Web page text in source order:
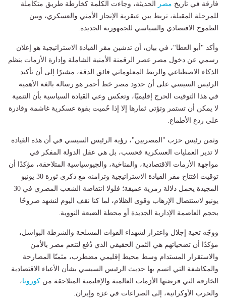
فارقة في تاريخ مصر
الحديثة، وجاءت الكلمة كخارطة طريق متكاملة
للمرحلة المقبلة، تربط بين عبقرية الإنجاز الأمني والعسكري، وبين
الطموح الاقتصادي والسياسي للجمهورية الجديدة.
وأكد "أبو العطا"، في بيان، أن تدشين مقر القيادة الاستراتيجية هو إعلان
رسمي عن دخول مصر عصر الرقمنة الأمنية الشاملة وإدارة الأزمات بنظم
الذكاء الاصطناعي والربط المعلوماتي فائق الدقة، مشيرًا إلى أن تأكيد
الرئيس السيسي على أن حدود مصر خط أحمر هو رسالة بالغة الأهمية
في هذا التوقيت الحرج إقليميًا، وتعكس وعي القيادة السياسية بأن التنمية
لا يمكن أن تستمر وتؤتي ثمارها إلا إذا حُميت بقوة عسكرية غاشمة وقادرة
على ردع الأطماع.
وثمن رئيس حزب "المصريين"، رؤية الرئيس السيسي في أن هذه القيادة
لا تدير العمليات العسكرية فحسب، بل هي عقل الدولة المفكر في
مواجهة الأزمات الاقتصادية، والمناخية، والجيوسياسية المتلاحقة، مؤكدًا أن
توقيت افتتاح مقر القيادة الاستراتيجية وتزامنه مع ذكرى ثورة 30 يونيو
المجيدة يحمل دلالة رمزية عميقة؛ فلولا انتفاضة الشعب المصري في 30
يونيو لاستئصال الإرهاب وقوى الظلام، لما كنا نقف اليوم لنشهد صروحًا
بحجم العاصمة الإدارية الجديدة أو محطة الضبعة النووية.
ووجّه تحية إجلال واعتزاز لشهداء القوات المسلحة والشرطة البواسل،
مؤكدًا أن تضحياتهم هي الثمن الحقيقي الذي دُفع لتنعم مصر بالأمن
والاستقرار المستدام وسط محيط إقليمي مضطرب، مثمنًا المصارحة
والمكاشفة التي اتسم بها حديث الرئيس السيسي بشأن الأعباء الاقتصادية
الخارقة التي فرضتها الأزمات العالمية والإقليمية المتلاحقة من كورونا،
والحرب الأوكرانية، إلى الصراعات في غزة وإيران.